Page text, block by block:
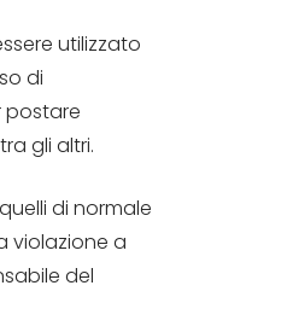
utilizzato
di
postare
gli altri.
di normale
violazione a
del